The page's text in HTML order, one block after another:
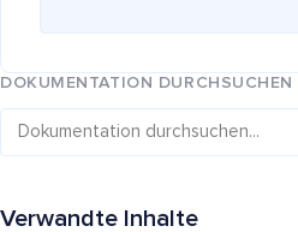
DOKUMENTATION DURCHSUCHEN
Verwandte Inhalte